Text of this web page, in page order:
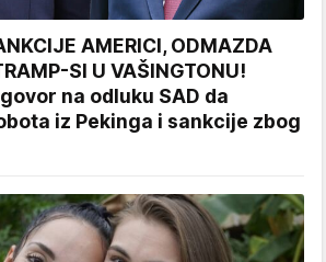
AMERICI, ODMAZDA
SI U VAŠINGTONU!
na odluku SAD da
iz Pekinga i sankcije zbog